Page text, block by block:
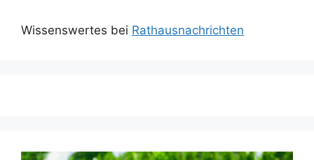
Wissenswertes bei Rathausnachrichten